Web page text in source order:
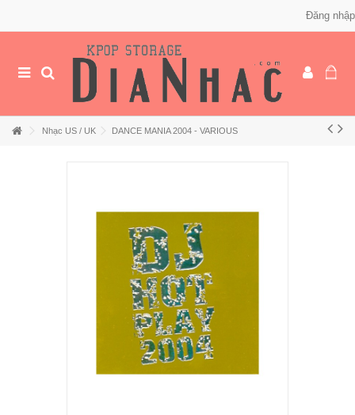
Đăng nhập
Nhạc US / UK DANCE MANIA 2004 - VARIOUS